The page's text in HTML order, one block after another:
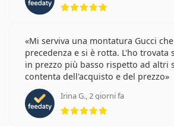
Mi serviva una montatura Gucci
precedenza e si è rotta. L'ho trovata
in prezzo più basso rispetto ad altri
contenta dell'acquisto e del prezzo
Irina G., 2 giorni fa